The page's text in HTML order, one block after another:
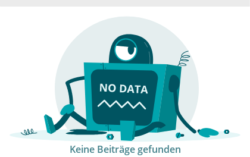
Keine Beiträge gefunden